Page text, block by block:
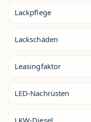
Lackpflege
Lackschäden
Leasingfaktor
LED-Nachrüsten
LKW-Diesel